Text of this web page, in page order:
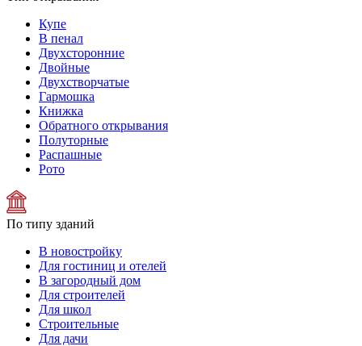
Купе
В пенал
Двухсторонние
Двойные
Двухстворчатые
Гармошка
Книжка
Обратного открывания
Полуторные
Распашные
Рото
По типу зданий
В новостройку
Для гостиниц и отелей
В загородный дом
Для строителей
Для школ
Строительные
Для дачи